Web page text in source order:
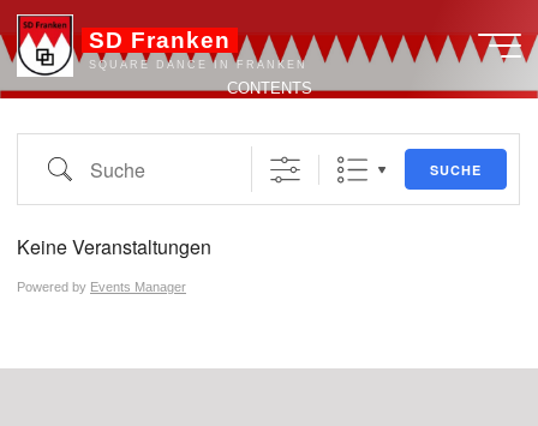
Zum
Inhalt
springen
SD Franken
SQUARE DANCE IN FRANKEN
CONTENTS
Suche SUCHE
Keine Veranstaltungen
Powered by Events Manager